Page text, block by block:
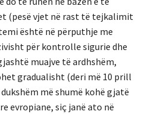
(pesë vjet në rast të tejkalimit
është në përputhje me
për kontrolle sigurie dhe
muajve të ardhshëm,
gradualisht (deri më 10 prill
më shumë kohë gjatë
evropiane, siç janë ato në